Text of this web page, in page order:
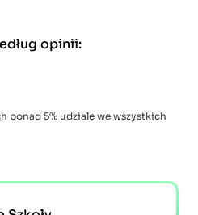
opinii:
ponad 5% udziale we wszystkich